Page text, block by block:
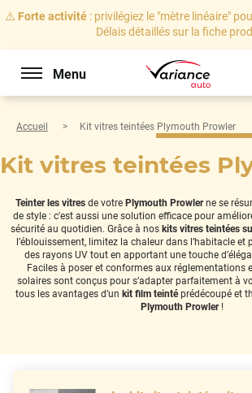
⚠️ Forte activité: privilégiez le "mètre linéaire"
Délais détaillés sur la fiche
Menu
Accueil Kit vitres teintées Plymouth Prowler
Kit vitres teintées
Teinter les vitresde votre Plymouth Prowlerne se
de style : c'est aussi une solution efficace pour
sécurité au quotidien. Grâce à nos kits vitres teintées
l’éblouissement, limitez la chaleur dans l’habitacle et
des rayons UV tout en apportant une touche
Faciles à poser et conformes aux réglementations
solaires sont conçus pour s’adapter parfaitement à
tous les avantages d’un kit film teintéprédécoupé et
Plymouth Prowler!